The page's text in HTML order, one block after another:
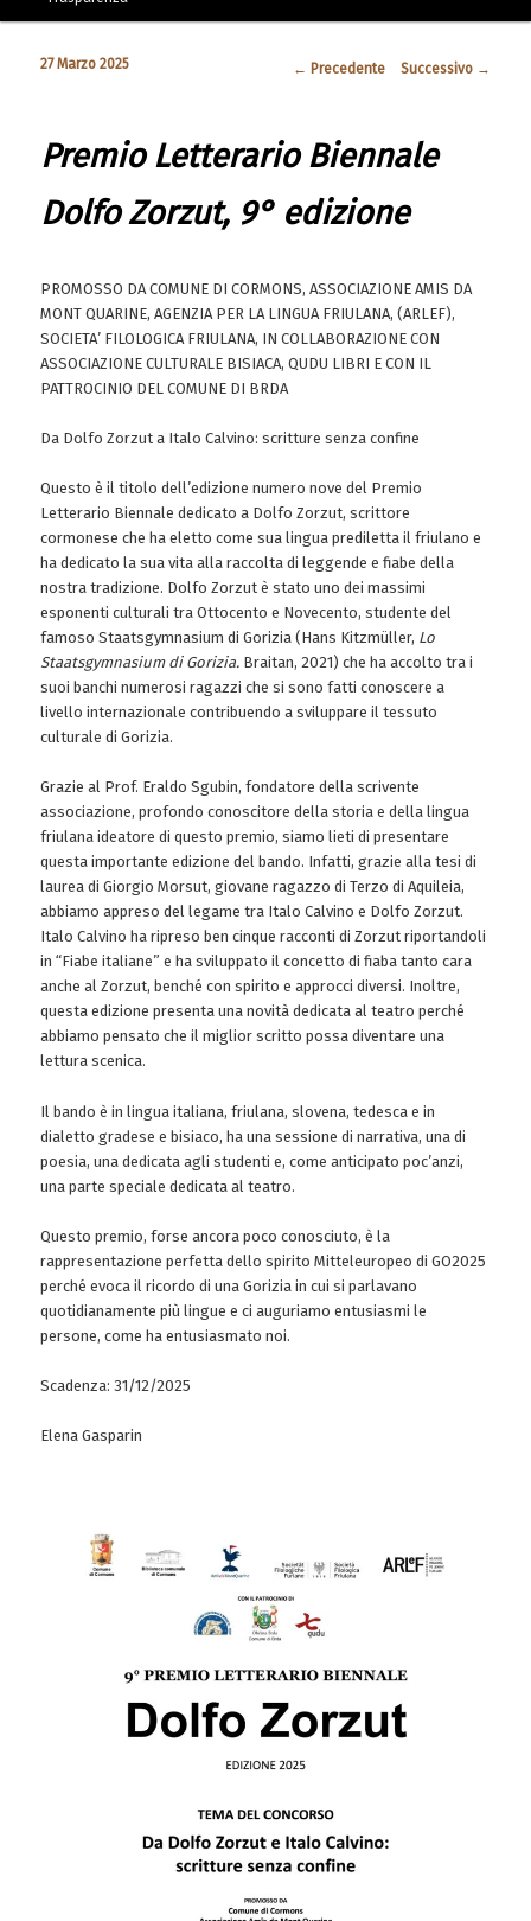
Navigazione articolo
← Precedente Successivo →
Premio Letterario Biennale
Dolfo Zorzut, 9° edizione
27 Marzo 2025
PROMOSSO DA COMUNE DI CORMONS, ASSOCIAZIONE AMIS DA
MONT QUARINE, AGENZIA PER LA LINGUA FRIULANA, (ARLEF),
SOCIETA’ FILOLOGICA FRIULANA, IN COLLABORAZIONE CON
ASSOCIAZIONE CULTURALE BISIACA, QUDU LIBRI E CON IL
PATTROCINIO DEL COMUNE DI BRDA
Da Dolfo Zorzut a Italo Calvino: scritture senza confine
Questo è il titolo dell’edizione numero nove del Premio
Letterario Biennale dedicato a Dolfo Zorzut, scrittore
cormonese che ha eletto come sua lingua prediletta il friulano e
ha dedicato la sua vita alla raccolta di leggende e fiabe della
nostra tradizione. Dolfo Zorzut è stato uno dei massimi
esponenti culturali tra Ottocento e Novecento, studente del
famoso Staatsgymnasium di Gorizia (Hans Kitzmüller, Lo
Staatsgymnasium di Gorizia. Braitan, 2021) che ha accolto tra i
suoi banchi numerosi ragazzi che si sono fatti conoscere a
livello internazionale contribuendo a sviluppare il tessuto
culturale di Gorizia.
Grazie al Prof. Eraldo Sgubin, fondatore della scrivente
associazione, profondo conoscitore della storia e della lingua
friulana ideatore di questo premio, siamo lieti di presentare
questa importante edizione del bando. Infatti, grazie alla tesi di
laurea di Giorgio Morsut, giovane ragazzo di Terzo di Aquileia,
abbiamo appreso del legame tra Italo Calvino e Dolfo Zorzut.
Italo Calvino ha ripreso ben cinque racconti di Zorzut riportandoli
in “Fiabe italiane” e ha sviluppato il concetto di fiaba tanto cara
anche al Zorzut, benché con spirito e approcci diversi. Inoltre,
questa edizione presenta una novità dedicata al teatro perché
abbiamo pensato che il miglior scritto possa diventare una
lettura scenica.
Il bando è in lingua italiana, friulana, slovena, tedesca e in
dialetto gradese e bisiaco, ha una sessione di narrativa, una di
poesia, una dedicata agli studenti e, come anticipato poc’anzi,
una parte speciale dedicata al teatro.
Questo premio, forse ancora poco conosciuto, è la
rappresentazione perfetta dello spirito Mitteleuropeo di GO2025
perché evoca il ricordo di una Gorizia in cui si parlavano
quotidianamente più lingue e ci auguriamo entusiasmi le
persone, come ha entusiasmato noi.
Scadenza: 31/12/2025
Elena Gasparin